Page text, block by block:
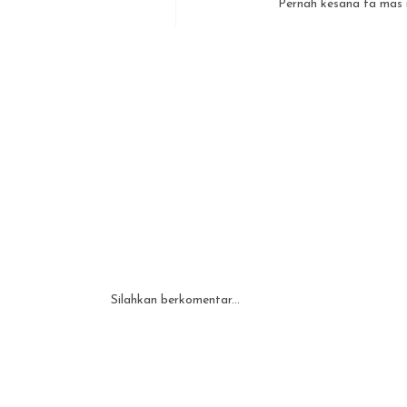
Pernah kesana ta mas
Silahkan berkomentar...